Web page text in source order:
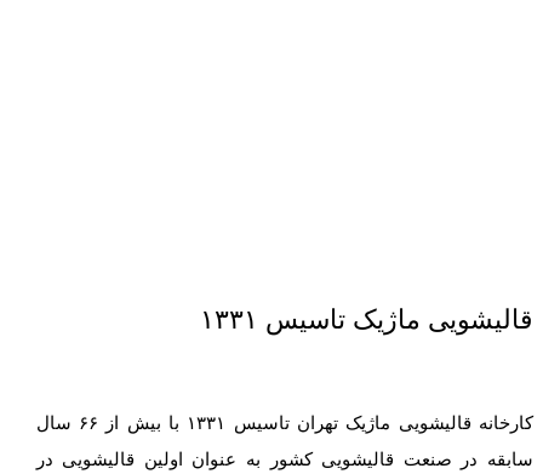
قالیشویی ماژیک تاسیس ۱۳۳۱
کارخانه قالیشویی ماژیک تهران تاسیس ۱۳۳۱ با بیش از ۶۶ سال
سابقه در صنعت قالیشویی کشور به عنوان اولین قالیشویی در